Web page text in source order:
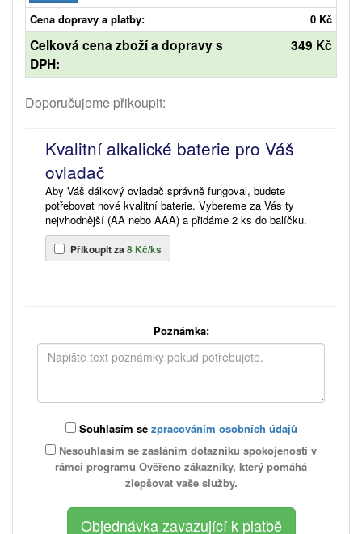
Cena dopravy a platby: 0 Kč
Celková cena zboží a dopravy s
DPH:
349 Kč
Doporučujeme přikoupit:
Kvalitní alkalické baterie pro Váš
ovladač
Aby Váš dálkový ovladač správně fungoval, budete
potřebovat nové kvalitní baterie. Vybereme za Vás ty
nejvhodnější (AA nebo AAA) a přidáme 2 ks do balíčku.
Přikoupit za8 Kč/ks
Poznámka:
Souhlasím se zpracováním osobních údajů
Nesouhlasím se zasláním dotazníku spokojenosti v
rámci programu Ověřeno zákazníky, který pomáhá
zlepšovat vaše služby.